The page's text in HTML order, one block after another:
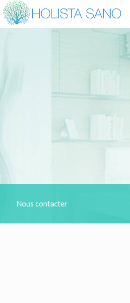
Nous contacter